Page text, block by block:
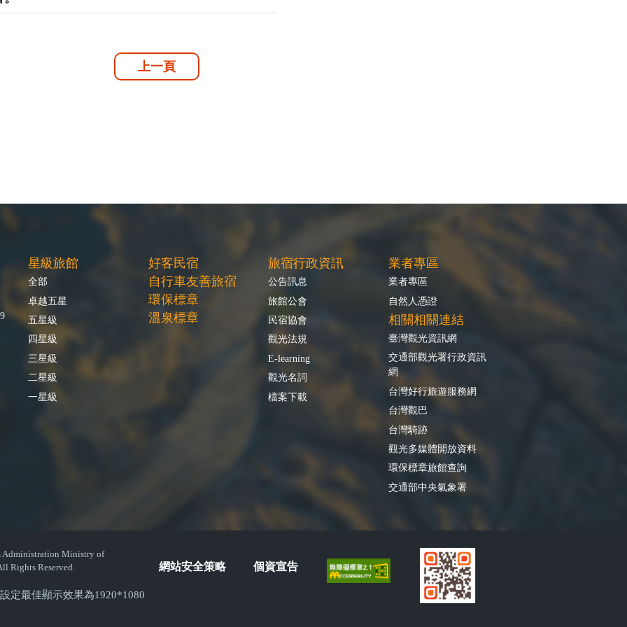
上一頁
星級旅館
全部
卓越五星
五星級
四星級
三星級
二星級
一星級
好客民宿
自行車友善旅宿
環保標章
溫泉標章
旅宿行政資訊
公告訊息
旅館公會
民宿協會
觀光法規
E-learning
觀光名詞
檔案下載
業者專區
業者專區
自然人憑證
相關相關連結
臺灣觀光資訊網
交通部觀光署行政資訊
網
台灣好行旅遊服務網
台灣觀巴
台灣騎跡
觀光多媒體開放資料
環保標章旅館查詢
交通部中央氣象署
Ministry of
Rights Reserved.
定最佳顯示效果為1920*1080
網站安全策略 個資宣告